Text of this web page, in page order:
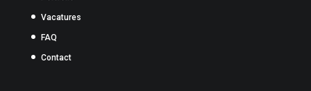
Vacatures
FAQ
Contact